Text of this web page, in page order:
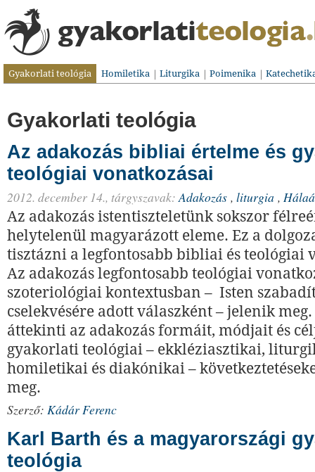
Gyakorlati teológia Homiletika Liturgika Poimenika
Gyakorlati teológia
Az adakozás bibliai értelme és
teológiai vonatkozásai
2012. december 14., tárgyszavak: Adakozás , liturgia ,
Az adakozás istentiszteletünk sokszor
helytelenül magyarázott eleme. Ez a
tisztázni a legfontosabb bibliai és teológiai
Az adakozás legfontosabb teológiai
szoteriológiai kontextusban – Isten
cselekvésére adott válaszként – jelenik
áttekinti az adakozás formáit, módjait és
gyakorlati teológiai – ekkléziasztikai,
homiletikai és diakónikai –
meg.
Szerző: Kádár Ferenc
Karl Barth és a magyarországi
teológia